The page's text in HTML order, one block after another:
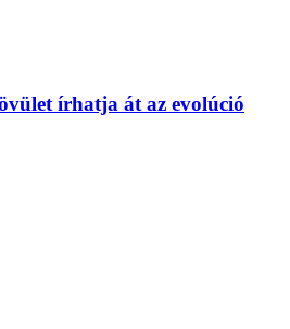
írhatja át az evolúció